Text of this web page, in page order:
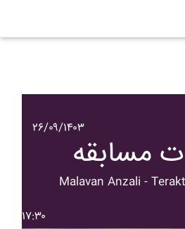
۲۶/۰۹/۱۴۰۳
مسابقه
Malavan Anzali -
۱۷:۳۰